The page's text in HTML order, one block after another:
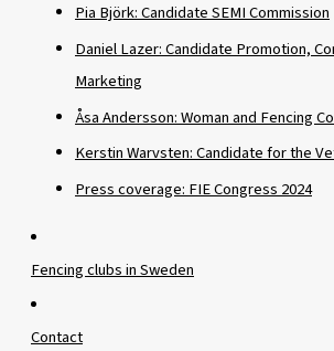
Pia Björk: Candidate SEMI Commission
Daniel Lazer: Candidate Promotion,
Marketing
Åsa Andersson: Woman and Fencing
Kerstin Warvsten: Candidate for the
Press coverage: FIE Congress 2024
Fencing clubs in Sweden
Contact